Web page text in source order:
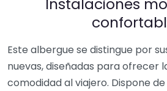
Este albergue se distingue por
nuevas, diseñadas para ofrecer
comodidad al viajero. Dispone